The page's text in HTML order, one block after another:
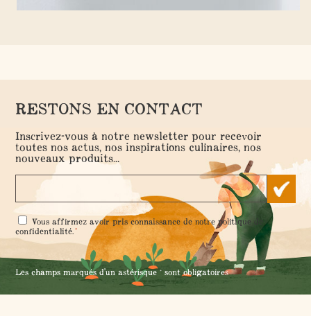
RESTONS EN CONTACT
Inscrivez-vous à notre newsletter pour recevoir
toutes nos actus, nos inspirations culinaires, nos
nouveaux produits...
RGPD
*
Vous affirmez avoir pris connaissance de notrepolitique de
confidentialité.*
Les champs marqués d'un astérisque * sont obligatoires